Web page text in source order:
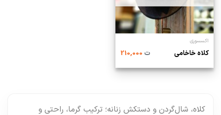
اکسسوری
کلاه خاخامی ت210,000
کلاه، شال‌گردن و دستکش زنانه؛ ترکیب گرما، راحتی و